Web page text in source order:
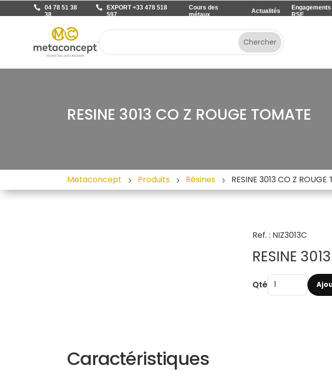
04 78 51 38
38
EXPORT +33 478 518
597
Cours des
métaux
Actualités
Engagements
RSE
RESINE 3013 CO Z ROUGE TOMATE
Metaconcept Produits Résines RESINE 3013 CO Z ROUGE
Ref. : NIZ3013C
RESINE
Qté
Caractéristiques